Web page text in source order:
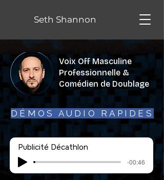
Seth Shannon
Voix Off Masculine
Professionnelle &
Comédien de Doublage
DÉMOS AUDIO RAPIDES
Publicité Décathlon
-00:46